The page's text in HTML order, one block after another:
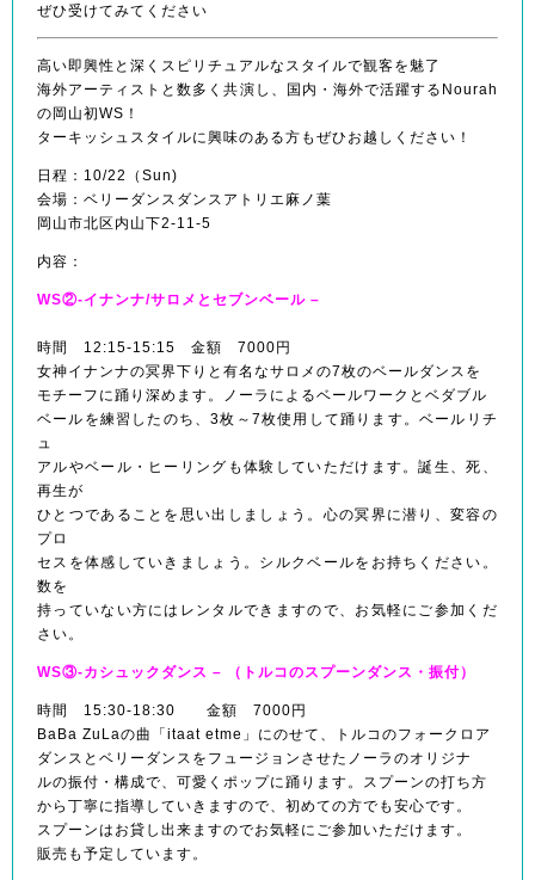
ぜひ受けてみてください
高い即興性と深くスピリチュアルなスタイルで観客を魅了
海外アーティストと数多く共演し、国内・海外で活躍する Nourah
の岡山初WS！
ターキッシュスタイルに興味のある方もぜひお越しくださ い！
日程：10/22（Sun)
会場：ベリーダンスダンスアトリエ麻ノ葉
岡山市北区内山下2-11-5
内容：
WS②-イナンナ/サロメとセブンベール –
時間 12:15-15:15 金額 7000円
女神イナンナの冥界下りと有名なサロメの7枚のベールダンスを
モチーフに踊り深めます。ノーラによるベールワークとベダブル
ベールを練習したのち、3枚～7枚使用して踊ります。ベールリチ
ュ
アルやベール・ヒーリングも体験していただけます。誕生
、死、
再生が
ひとつであることを思い出しましょう。心の冥界に潜り、変容の
プロ
セスを体感していきましょう。シルクベールをお持ちください。
数を
持っていない方にはレンタルできますので、お気軽にご参加くだ
さい。
WS③-カシュックダンス – （トルコのスプーンダンス・振付）
時間 15:30-18:30 金額 7000円
BaBa ZuLaの曲「itaat etme」にのせて、トルコのフォークロア
ダンスとベリーダンスをフュージョンさせたノーラのオリ ジナ
ルの振付・構成で、可愛くポップに踊ります。スプーンの打ち方
から丁寧に指導していきますので、初めての方でも安心です。
スプーンはお貸し出来ますのでお気軽にご参加いただけま す。
販売も予定しています。